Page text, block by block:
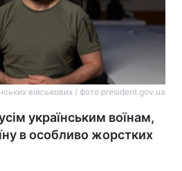
військових / фото president.gov.ua
українським воїнам,
в особливо жорстких